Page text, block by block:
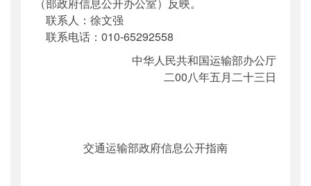
公文类型：部办公厅文件
（部政府信息公开办公室）反映。
联系人：徐文强
联系电话：010-65292558
中华人民共和国运输部办公厅
二00八年五月二十三日
交通运输部政府信息公开指南